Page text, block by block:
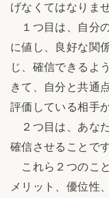
げなくてはなりませ
１つ目は、自分
に値し、良好な関
じ、確信できるよ
きて、自分と共通
評価している相手
２つ目は、あな
確信させることです
これら２つのこ
メリット、優位性